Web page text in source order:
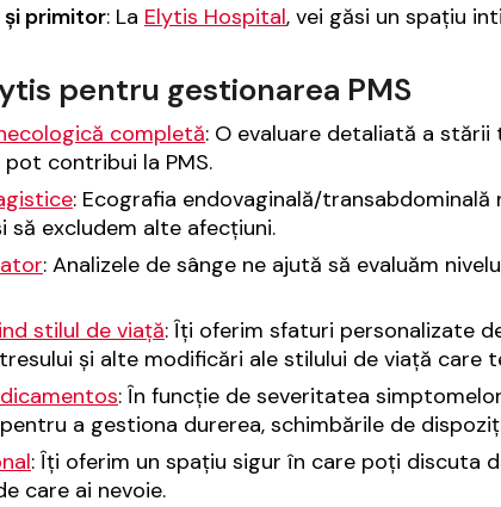
și primitor: La Elytis Hospital, vei găsi un spațiu
pentru gestionarea PMS
completă: O evaluare detaliată a
contribui la PMS.
: Ecografia endovaginală/
să excludem alte afecțiuni.
: Analizele de sânge ne ajută să evaluăm
stilul de viață: Îți oferim sfaturi personalizate
și alte modificări ale stilului de viață care
: În funcție de severitatea
a gestiona durerea, schimbările de
: Îți oferim un spațiu sigur în care poți discuta
care ai nevoie.